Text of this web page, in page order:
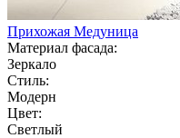
Прихожая Медуница
Материал фасада:
Зеркало
Стиль:
Модерн
Цвет:
Светлый